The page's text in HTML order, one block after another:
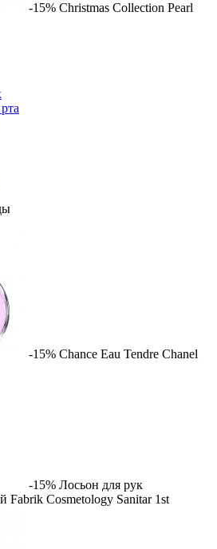
-15% Christmas Collection Pearl
-15% Chance Eau Tendre Chanel
-15% Лосьон для рук
Fabrik Cosmetology Sanitar 1st